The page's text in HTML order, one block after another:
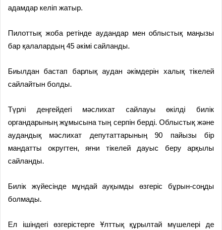
адамдар келіп жатыр.
Пилоттық жоба ретінде аудандар мен облыстық маңызы
бар қалалардың 45 әкімі сайланды.
Биылдан бастап барлық аудан әкімдерін халық тікелей
сайлайтын болды.
Түрлі деңгейдегі мәслихат сайлауы өкілді билік
органдарының жұмысына тың серпін берді. Облыстық және
аудандық мәслихат депутаттарының 90 пайызы бір
мандатты округтен, яғни тікелей дауыс беру арқылы
сайланды.
Билік жүйесінде мұндай ауқымды өзгеріс бұрын-соңды
болмады.
Ел ішіндегі өзгерістерге Ұлттық құрылтай мүшелері де